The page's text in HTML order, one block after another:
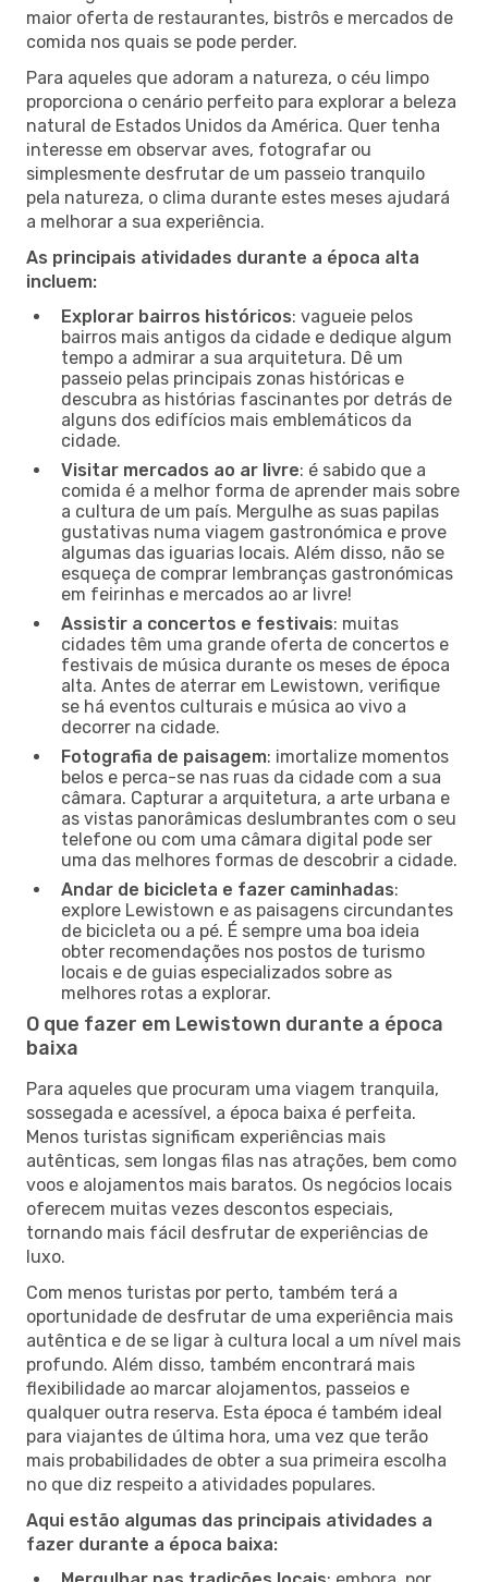
maior oferta de restaurantes, bistrôs e mercados de
comida nos quais se pode perder.
Para aqueles que adoram a natureza, o céu limpo
proporciona o cenário perfeito para explorar a beleza
natural de Estados Unidos da América. Quer tenha
interesse em observar aves, fotografar ou
simplesmente desfrutar de um passeio tranquilo
pela natureza, o clima durante estes meses ajudará
a melhorar a sua experiência.
As principais atividades durante a época alta
incluem:
Explorar bairros históricos: vagueie pelos
bairros mais antigos da cidade e dedique algum
tempo a admirar a sua arquitetura. Dê um
passeio pelas principais zonas históricas e
descubra as histórias fascinantes por detrás de
alguns dos edifícios mais emblemáticos da
cidade.
Visitar mercados ao ar livre: é sabido que a
comida é a melhor forma de aprender mais sobre
a cultura de um país. Mergulhe as suas papilas
gustativas numa viagem gastronómica e prove
algumas das iguarias locais. Além disso, não se
esqueça de comprar lembranças gastronómicas
em feirinhas e mercados ao ar livre!
Assistir a concertos e festivais: muitas
cidades têm uma grande oferta de concertos e
festivais de música durante os meses de época
alta. Antes de aterrar em Lewistown, verifique
se há eventos culturais e música ao vivo a
decorrer na cidade.
Fotografia de paisagem: imortalize momentos
belos e perca-se nas ruas da cidade com a sua
câmara. Capturar a arquitetura, a arte urbana e
as vistas panorâmicas deslumbrantes com o seu
telefone ou com uma câmara digital pode ser
uma das melhores formas de descobrir a cidade.
Andar de bicicleta e fazer caminhadas:
explore Lewistown e as paisagens circundantes
de bicicleta ou a pé. É sempre uma boa ideia
obter recomendações nos postos de turismo
locais e de guias especializados sobre as
melhores rotas a explorar.
O que fazer em Lewistown durante a época
baixa
Para aqueles que procuram uma viagem tranquila,
sossegada e acessível, a época baixa é perfeita.
Menos turistas significam experiências mais
autênticas, sem longas filas nas atrações, bem como
voos e alojamentos mais baratos. Os negócios locais
oferecem muitas vezes descontos especiais,
tornando mais fácil desfrutar de experiências de
luxo.
Com menos turistas por perto, também terá a
oportunidade de desfrutar de uma experiência mais
autêntica e de se ligar à cultura local a um nível mais
profundo. Além disso, também encontrará mais
flexibilidade ao marcar alojamentos, passeios e
qualquer outra reserva. Esta época é também ideal
para viajantes de última hora, uma vez que terão
mais probabilidades de obter a sua primeira escolha
no que diz respeito a atividades populares.
Aqui estão algumas das principais atividades a
fazer durante a época baixa: